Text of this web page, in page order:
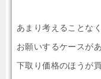
あまり考えることな
お願いするケースが
下取り価格のほうが